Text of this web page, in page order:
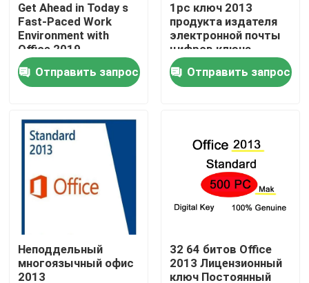
Домой
Продукты
Видеозаписи
О нас
Контроль качества
Свяжитесь с нами
Get Ahead in Today s
Fast-Paced Work
Environment with
Office 2019
Professional Plus
Отправить запрос
1pc ключ 2013
продукта издателя
электронной почты
цифров ключа
лицензии
Майкрософт Офис
2013
Отправить запрос
Неподдельный
многоязычный офис
2013
32 64 битов Office
2013 Лицензионный
ключ Постоянный